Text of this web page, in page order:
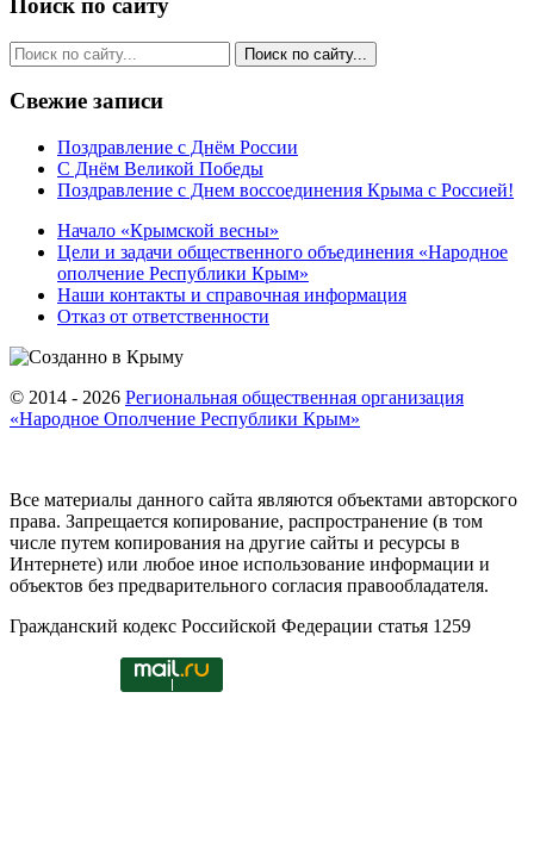
Поиск по сайту
Свежие записи
Поздравление с Днём России
С Днём Великой Победы
Поздравление с Днем воссоединения Крыма с Россией!
Начало «Крымской весны»
Цели и задачи общественного объединения «Народное
ополчение Республики Крым»
Наши контакты и справочная информация
Отказ от ответственности
© 2014 - 2026 Региональная общественная организация
«Народное Ополчение Республики Крым»
Все материалы данного сайта являются объектами авторского
права. Запрещается копирование, распространение (в том
числе путем копирования на другие сайты и ресурсы в
Интернете) или любое иное использование информации и
объектов без предварительного согласия правообладателя.
Гражданский кодекс Российской Федерации статья 1259